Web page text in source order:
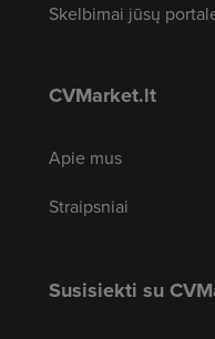
Skelbimai jūsų
CVMarket.lt
Apie mus
Straipsniai
Susisiekti su